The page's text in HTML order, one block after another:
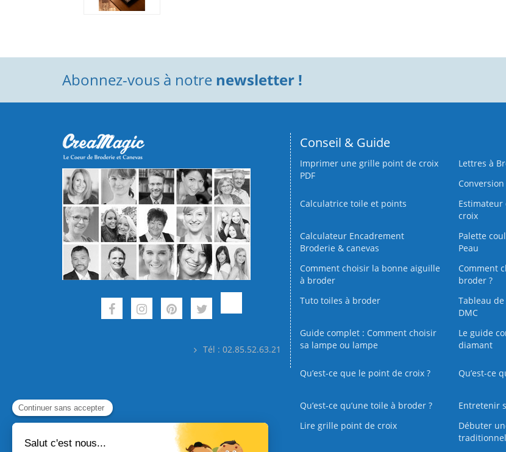
Abonnez-vous à notre newsletter !
Tél : 02.85.52.63.21
Conseil & Guide
Imprimer une grille point de croix
PDF
Lettres à
Calculatrice toile et points
Estimateur
croix
Calculateur Encadrement
Broderie & canevas
Palette
Peau
Comment choisir la bonne aiguille
à broder
Comment
broder ?
Tuto toiles à broder
Tableau
DMC
Guide complet : Comment choisir
sa lampe ou lampe
Le guide
diamant
Qu’est-ce que le point de croix ?
Qu’est-ce
Qu’est‑ce qu’une toile à broder ?
Entretenir
Lire grille point de croix
Débuter